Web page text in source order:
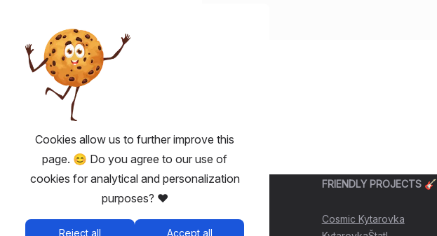
USEFUL 💡
Fairplay - ticketing without fees
FRIENDLY PROJECTS 🎸
Cosmic Kytarovka
Cookies allow us to further improve this
page. 😊 Do you agree to our use of
cookies for analytical and personalization
purposes? ❤️
Reject all Accept all